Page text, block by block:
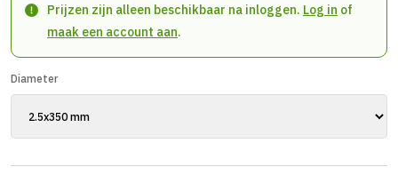
Prijzen zijn alleen beschikbaar na inloggen. Log in of
maak een account aan.
Diameter